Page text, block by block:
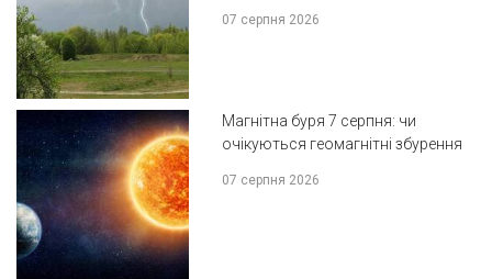
07 серпня 2026
Магнітна буря 7 серпня: чи
очікуються геомагнітні збурення
07 серпня 2026